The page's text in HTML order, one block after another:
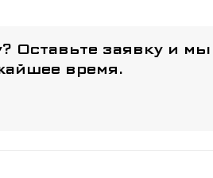
Оставьте заявку и мы
время.